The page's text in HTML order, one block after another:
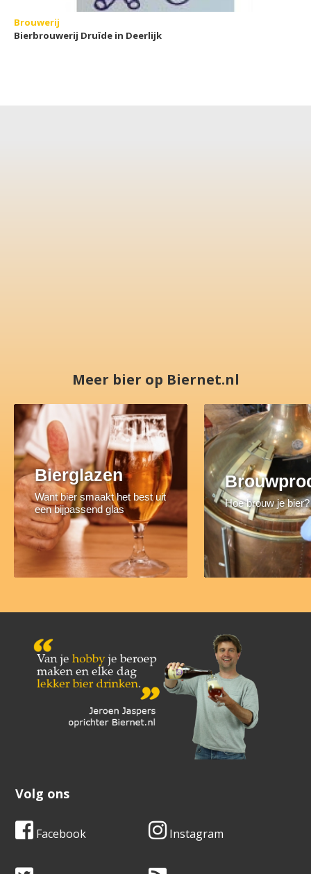
Brouwerij
Bierbrouwerij Druïde in Deerlijk
Meer bier op Biernet.nl
Bierglazen
Want bier smaakt het best uit
een bijpassend glas
Hoe brouw je bier?
Volg ons
Facebook Instagram